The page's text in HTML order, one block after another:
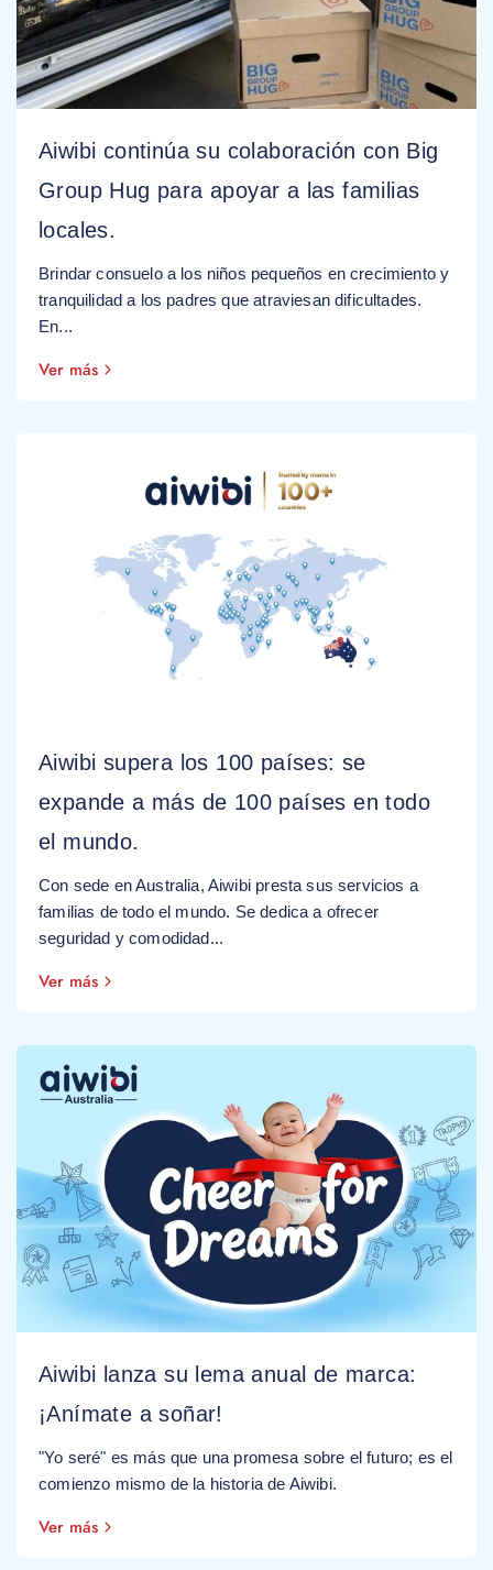
Aiwibi continúa su colaboración con Big
Group Hug para apoyar a las familias
locales.
Brindar consuelo a los niños pequeños en crecimiento y
tranquilidad a los padres que atraviesan dificultades.
En...
Ver más
Aiwibi supera los 100 países: se
expande a más de 100 países en todo
el mundo.
Con sede en Australia, Aiwibi presta sus servicios a
familias de todo el mundo. Se dedica a ofrecer
seguridad y comodidad...
Ver más
Aiwibi lanza su lema anual de marca:
¡Anímate a soñar!
"Yo seré" es más que una promesa sobre el futuro; es el
comienzo mismo de la historia de Aiwibi.
Ver más